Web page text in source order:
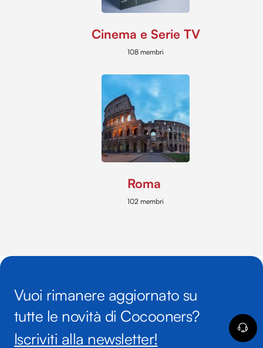
Cinema e Serie TV
108 membri
Roma
102 membri
Vuoi rimanere aggiornato su
tutte le novità di Cocooners?
Iscriviti alla newsletter!